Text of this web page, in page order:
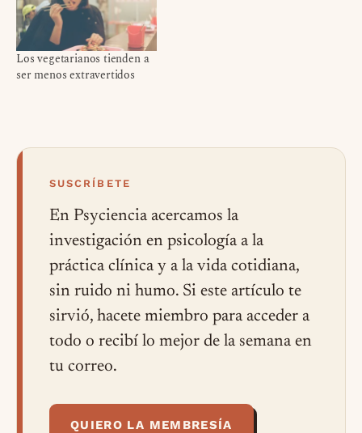
Los vegetarianos tienden a
ser menos extravertidos
SUSCRÍBETE
En Psyciencia acercamos la
investigación en psicología a la
práctica clínica y a la vida cotidiana,
sin ruido ni humo. Si este artículo te
sirvió, hacete miembro para acceder a
todo o recibí lo mejor de la semana en
tu correo.
QUIERO LA MEMBRESÍA